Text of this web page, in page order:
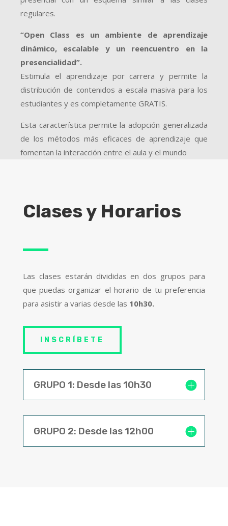
regulares.
“Open Class es un ambiente de aprendizaje
dinámico, escalable y un reencuentro en la
presencialidad”.
Estimula el aprendizaje por carrera y permite la
distribución de contenidos a escala masiva para los
estudiantes y es completamente GRATIS.
Esta característica permite la adopción generalizada
de los métodos más eficaces de aprendizaje que
fomentan la interacción entre el aula y el mundo
Clases y Horarios
Las clases estarán divididas en dos grupos para
que puedas organizar el horario de tu preferencia
para asistir a varias desde las 10h30.
INSCRÍBETE
GRUPO 1: Desde las 10h30
GRUPO 2: Desde las 12h00